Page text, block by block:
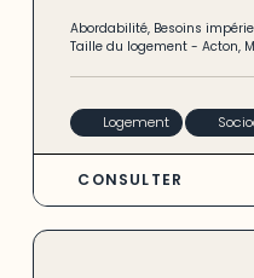
Abordabilité, Besoins
Taille du logement -Acton,
Logement
CONSULTER